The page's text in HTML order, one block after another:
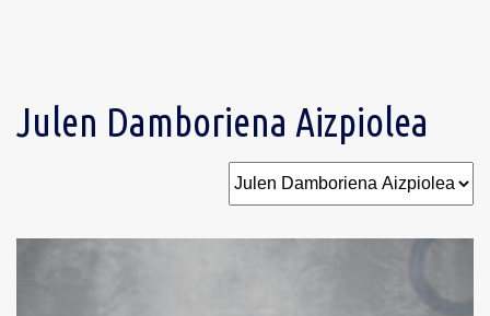
Julen Damboriena Aizpiolea